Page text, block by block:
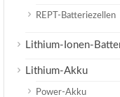
REPT-Batteriezellen
Lithium-Ionen-
Lithium-Akku
Power-Akku